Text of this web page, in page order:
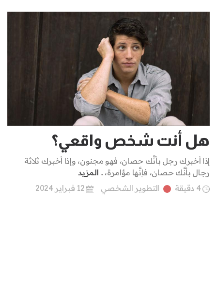
هل أنت شخص واقعي؟
إذا أخبرك رجل بأنَّك حصان، فهو مجنون، وإذا أخبرك ثلاثة
رجال بأنَّك حصان، فإنَّها مؤامرة، .. المزيد
4 دقيقة
التطوير الشخصي 12 فبراير 2024